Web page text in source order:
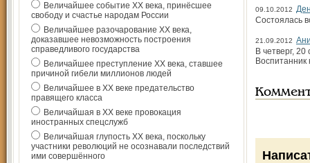
Величайшее событие ХХ века, принёсшее
свободу и счастье народам России
Величайшее разочарование ХХ века,
доказавшее невозможность построения
справедливого государства
Величайшее преступление ХХ века, ставшее
причиной гибели миллионов людей
Величайшее в ХХ веке предательство
правящего класса
Величайшая в ХХ веке провокация
иностранных спецслужб
Величайшая глупость ХХ века, поскольку
участники революций не осознавали последствий
ими совершённого
09.10.2012
Состоялась
21.09.2012
В четверг,